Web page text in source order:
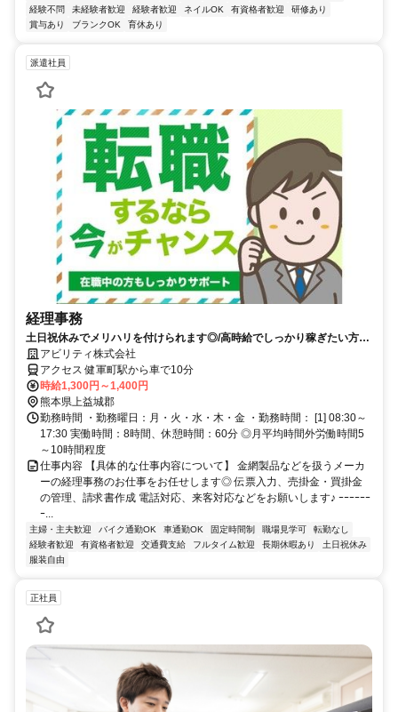
経験不問
未経験者歓迎 経験者歓迎 ネイルOK 有資格者歓迎
研修あり
賞与あり
ブランクOK 育休あり
派遣社員
経理事務
土日祝休みでメリハリを付けられます◎/高時給でしっかり稼ぎたい方に
おすすめ♪/服装自由です！
アビリティ株式会社
アクセス 健軍町駅から車で10分
時給1,300円～1,400円
熊本県上益城郡
勤務時間 ・勤務曜日：月・火・水・木・金 ・勤務時間： [1] 08:30～
17:30 実働時間：8時間、休憩時間：60分 ◎月平均時間外労働時間5
～10時間程度
仕事内容 【具体的な仕事内容について】 金網製品などを扱うメーカ
ーの経理事務のお仕事をお任せします◎ 伝票入力、売掛金・買掛金
の管理、請求書作成 電話対応、来客対応などをお願いします♪ ｰｰｰｰｰｰ
ｰ...
主婦・主夫歓迎 バイク通勤OK 車通勤OK 固定時間制 職場見学可
転勤なし
経験者歓迎
有資格者歓迎 交通費支給 フルタイム歓迎 長期休暇あり
土日祝休み
服装自由
正社員